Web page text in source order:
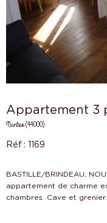
Appartement 3
Nantes (44000)
Réf : 1169
BASTILLE/BRINDEAU,
appartement de charme